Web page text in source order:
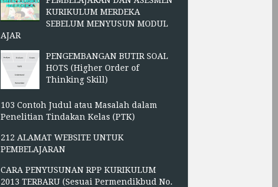
KURIKULUM MERDEKA
SEBELUM MENYUSUN MODUL
AJAR
PENGEMBANGAN BUTIR SOAL
HOTS (Higher Order of
Thinking Skill)
103 Contoh Judul atau Masalah dalam
Penelitian Tindakan Kelas (PTK)
212 ALAMAT WEBSITE UNTUK
PEMBELAJARAN
CARA PENYUSUNAN RPP KURIKULUM
2013 TERBARU (Sesuai Permendikbud No.